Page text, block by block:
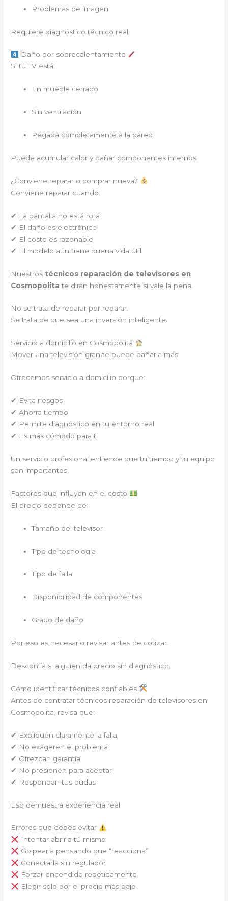
Problemas de imagen
Requiere diagnóstico técnico real.
Daño por sobrecalentamiento
Si tu TV está:
En mueble cerrado
Sin ventilación
Pegada completamente a la pared
Puede acumular calor y dañar componentes internos.
¿Conviene reparar o comprar nueva?
Conviene reparar cuando:
✔ La pantalla no está rota
✔ El daño es electrónico
✔ El costo es razonable
✔ El modelo aún tiene buena vida útil
Nuestros técnicos reparación de televisores en
Cosmopolita te dirán honestamente si vale la pena.
No se trata de reparar por reparar.
Se trata de que sea una inversión inteligente.
Servicio a domicilio en Cosmopolita
Mover una televisión grande puede dañarla más.
Ofrecemos servicio a domicilio porque:
✔ Evita riesgos
✔ Ahorra tiempo
✔ Permite diagnóstico en tu entorno real
✔ Es más cómodo para ti
Un servicio profesional entiende que tu tiempo y tu equipo
son importantes.
Factores que influyen en el costo
El precio depende de:
Tamaño del televisor
Tipo de tecnología
Tipo de falla
Disponibilidad de componentes
Grado de daño
Por eso es necesario revisar antes de cotizar.
Desconfía si alguien da precio sin diagnóstico.
Cómo identificar técnicos confiables
Antes de contratar técnicos reparación de televisores en
Cosmopolita, revisa que:
✔ Expliquen claramente la falla
✔ No exageren el problema
✔ Ofrezcan garantía
✔ No presionen para aceptar
✔ Respondan tus dudas
Eso demuestra experiencia real.
Errores que debes evitar
Intentar abrirla tú mismo
Golpearla pensando que “reacciona”
Conectarla sin regulador
Forzar encendido repetidamente
Elegir solo por el precio más bajo